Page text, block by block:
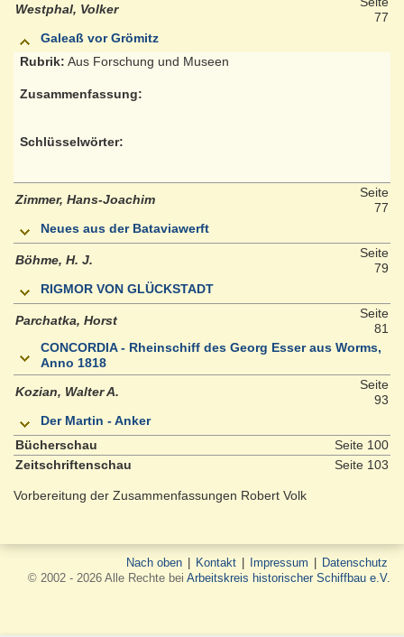
Westphal, Volker
77
Galeaß vor Grömitz
Rubrik: Aus Forschung und Museen
Zusammenfassung:
Schlüsselwörter:
Zimmer, Hans-Joachim
Seite
77
Neues aus der Bataviawerft
Böhme, H. J.
Seite
79
RIGMOR VON GLÜCKSTADT
Parchatka, Horst
Seite
81
CONCORDIA - Rheinschiff des Georg Esser aus Worms,
Anno 1818
Kozian, Walter A.
Seite
93
Der Martin - Anker
Bücherschau
Seite 100
Zeitschriftenschau
Seite 103
Vorbereitung der Zusammenfassungen Robert Volk
Nach oben | Kontakt | Impressum | Datenschutz
© 2002 - 2026 Alle Rechte bei Arbeitskreis historischer Schiffbau e.V.